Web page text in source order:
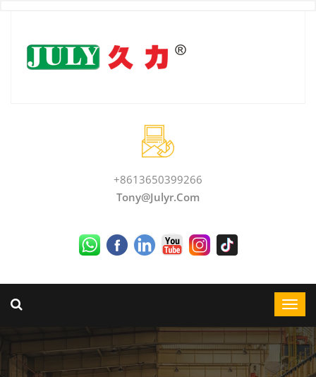
+8613650399266
Tony@julyr.com